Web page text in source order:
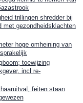
trillingen shredder bij
met gezondheidsklachten
hoge omheining van
toewijzing
incl re-
feiten staan